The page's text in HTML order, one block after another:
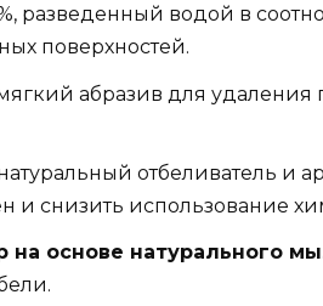
разведенный водой в
поверхностей.
абразив для удаления
отбеливатель и
и снизить использование
на основе натурального